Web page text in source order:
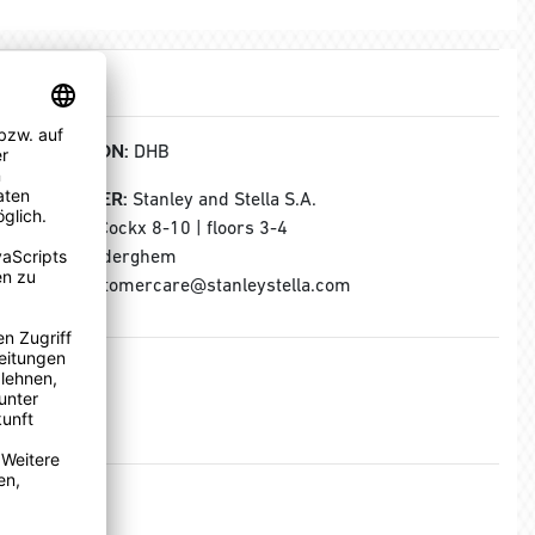
KOLLEKTION: DHB
HERSTELLER: Stanley and Stella S.A.
Rue Jules Cockx 8-10 | floors 3-4
B-1160 Auderghem
E-Mail: customercare@stanleystella.com